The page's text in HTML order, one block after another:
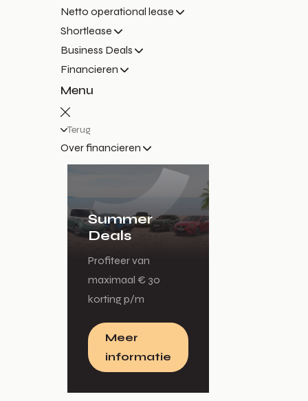
Netto operational lease
Shortlease
Business Deals
Financieren
Menu
Terug
Over financieren
Summer
Deals
Profiteer van
maximaal € 30
korting p/m
Meer
informatie